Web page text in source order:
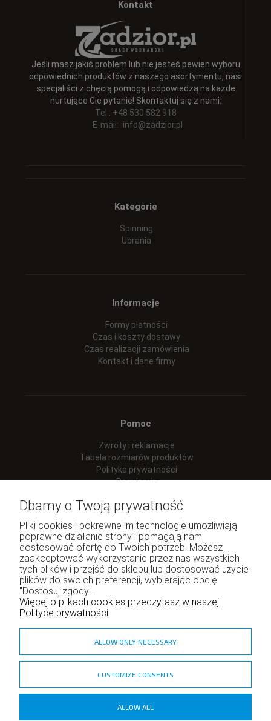
Kontakt
Jeśli masz jakiś problem lub nie jesteś pewien wyboru
odpowiednich produktów z naszego asortymentu, nasi
specjaliści z chęcią pomogą i odpowiedzą na każde
nurtujące Cie pytanie! Skontaktuj się z nami:
Tel.: +48 530 582 918
E-mail: info@zadzior.pl
Kategorie
Spinning
Ubrania
Informacje
Formy płatności
Czas i koszty dostawy
Czas realizacji zamówienia
Kontakt i dane firmy
Pomoc
Zwroty i reklamacje
Tabela rozmiarów produktów
Polityka prywatności
Regulamin
Moje konto
Twoje zamówienia
Program lojalnościowy
Dbamy o Twoją prywatność
Pliki cookies i pokrewne im technologie umożliwiają
poprawne działanie strony i pomagają nam
dostosować ofertę do Twoich potrzeb. Możesz
zaakceptować wykorzystanie przez nas wszystkich
tych plików i przejść do sklepu lub dostosować użycie
plików do swoich preferencji, wybierając opcję
"Dostosuj zgody".
Więcej o plikach cookies przeczytasz w naszej
Polityce prywatności.
ALLOW ONLY NECESSARY
CUSTOMIZE CONSENTS
ALLOW ALL